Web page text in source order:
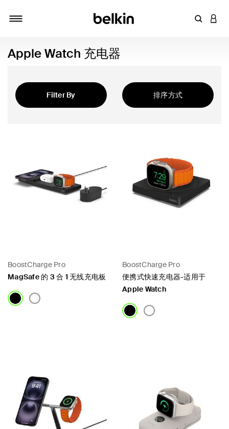
输入关键
登录
Apple Watch 充电器
Filter By
排序方式
BoostCharge Pro
MagSafe 的 3 合 1 无线充电板
BoostCharge Pro
便携式快速充电器-适用于
Apple Watch